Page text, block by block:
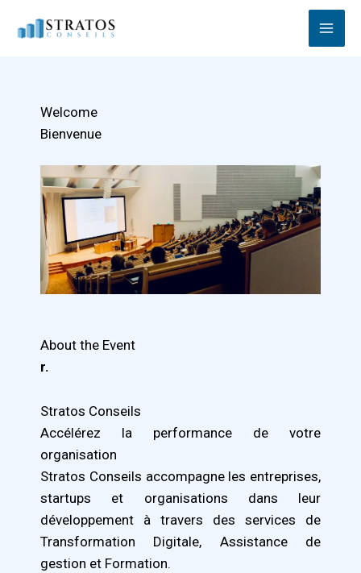
Welcome
Bienvenue
About the Event
r.
Stratos Conseils
Accélérez la performance de votre
organisation
Stratos Conseils accompagne les entreprises,
startups et organisations dans leur
développement à travers des services de
Transformation Digitale, Assistance de
gestion et Formation.